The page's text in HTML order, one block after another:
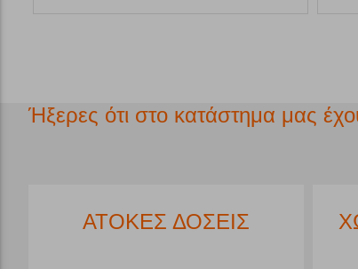
Ήξερες ότι στο κατάστημα μας
ΑΤΟΚΕΣ ΔΟΣΕΙΣ